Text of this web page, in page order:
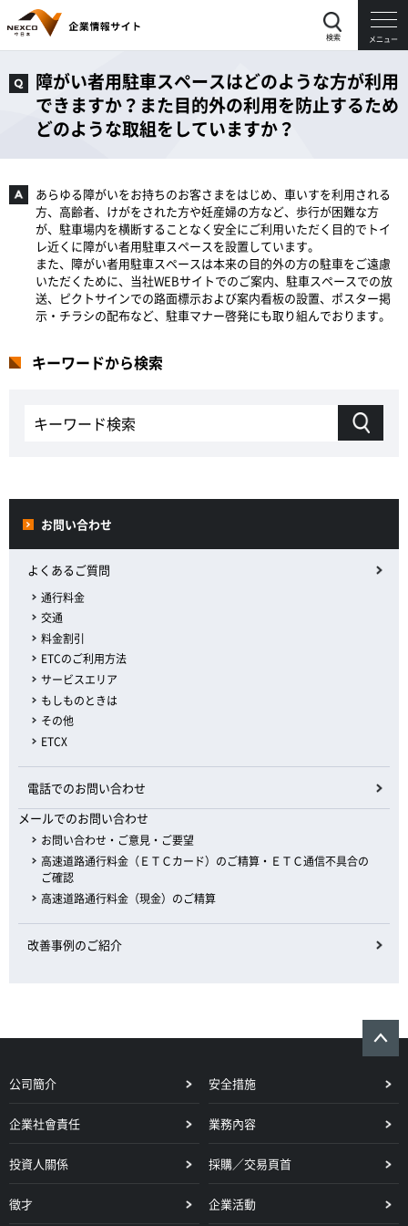
検索 メニュー
障がい者用駐車スペースはどのような方が利用
できますか？また目的外の利用を防止するため
どのような取組をしていますか？
あらゆる障がいをお持ちのお客さまをはじめ、車いすを利用される
方、高齢者、けがをされた方や妊産婦の方など、歩行が困難な方
が、駐車場内を横断することなく安全にご利用いただく目的でトイ
レ近くに障がい者用駐車スペースを設置しています。
また、障がい者用駐車スペースは本来の目的外の方の駐車をご遠慮
いただくために、当社WEBサイトでのご案内、駐車スペースでの放
送、ピクトサインでの路面標示および案内看板の設置、ポスター掲
示・チラシの配布など、駐車マナー啓発にも取り組んでおります。
キーワードから検索
お問い合わせ
よくあるご質問
通行料金
交通
料金割引
ETCのご利用方法
サービスエリア
もしものときは
その他
ETCX
電話でのお問い合わせ
メールでのお問い合わせ
お問い合わせ・ご意見・ご要望
高速道路通行料金（ＥＴＣカード）のご精算・ＥＴＣ通信不具合の
ご確認
高速道路通行料金（現金）のご精算
改善事例のご紹介
公司簡介 安全措施
企業社會責任 業務內容
投資人關係 採購／交易頁首
徵才 企業活動